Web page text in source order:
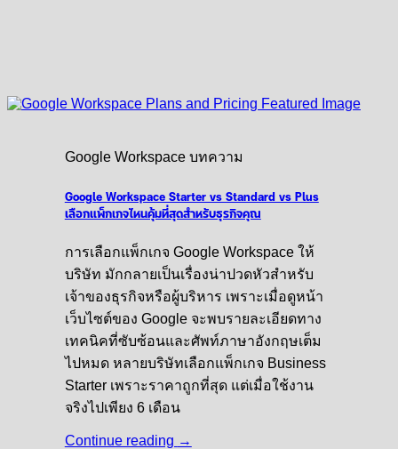
Google Workspace บทความ
Google Workspace Starter vs Standard vs Plus
เลือกแพ็กเกจไหนคุ้มที่สุดสำหรับธุรกิจคุณ
การเลือกแพ็กเกจ Google Workspace ให้
บริษัท มักกลายเป็นเรื่องน่าปวดหัวสำหรับ
เจ้าของธุรกิจหรือผู้บริหาร เพราะเมื่อดูหน้า
เว็บไซต์ของ Google จะพบรายละเอียดทาง
เทคนิคที่ซับซ้อนและศัพท์ภาษาอังกฤษเต็ม
ไปหมด หลายบริษัทเลือกแพ็กเกจ Business
Starter เพราะราคาถูกที่สุด แต่เมื่อใช้งาน
จริงไปเพียง 6 เดือน
Continue reading →